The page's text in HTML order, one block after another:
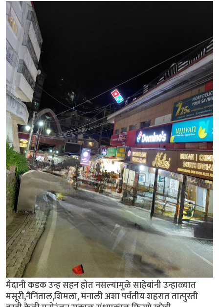
मैदानी कडक उन्ह सहन होत नसल्यामुळे साहेबांनी उन्हाळ्यात
मसूरी,नैनिताल,शिमला, मनाली अशा पर्वतीय शहरात तात्पुरती